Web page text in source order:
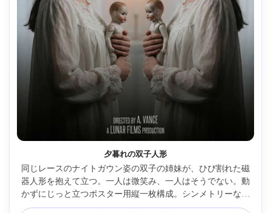
夕暮れの双子人形
同じレースのナイトガウン姿の双子の姉妹が、ひび割れた磁
器人形を抱えて立つ。一人は微笑み、一人はそうでない。動
かずにじっと立つポスター用縦一枚構成。シンメトリーな配
置とクレジット用の広い余白、柔らかい逆光と僅かなろうそ